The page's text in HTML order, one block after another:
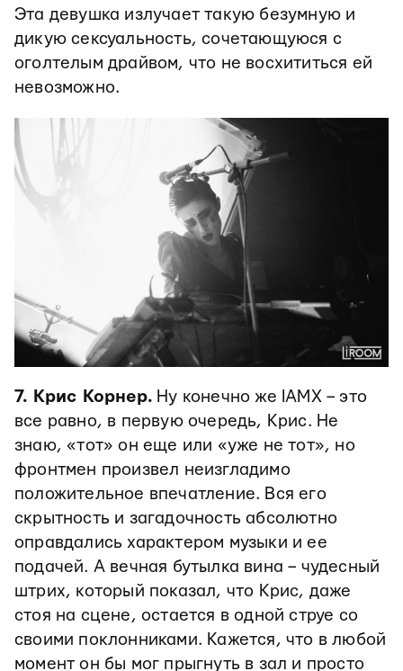
Эта девушка излучает такую безумную и
дикую сексуальность, сочетающуюся с
оголтелым драйвом, что не восхититься ей
невозможно.
7. Крис Корнер. Ну конечно же IAMX – это
все равно, в первую очередь, Крис. Не
знаю, «тот» он еще или «уже не тот», но
фронтмен произвел неизгладимо
положительное впечатление. Вся его
скрытность и загадочность абсолютно
оправдались характером музыки и ее
подачей. А вечная бутылка вина – чудесный
штрих, который показал, что Крис, даже
стоя на сцене, остается в одной струе со
своими поклонниками. Кажется, что в любой
момент он бы мог прыгнуть в зал и просто